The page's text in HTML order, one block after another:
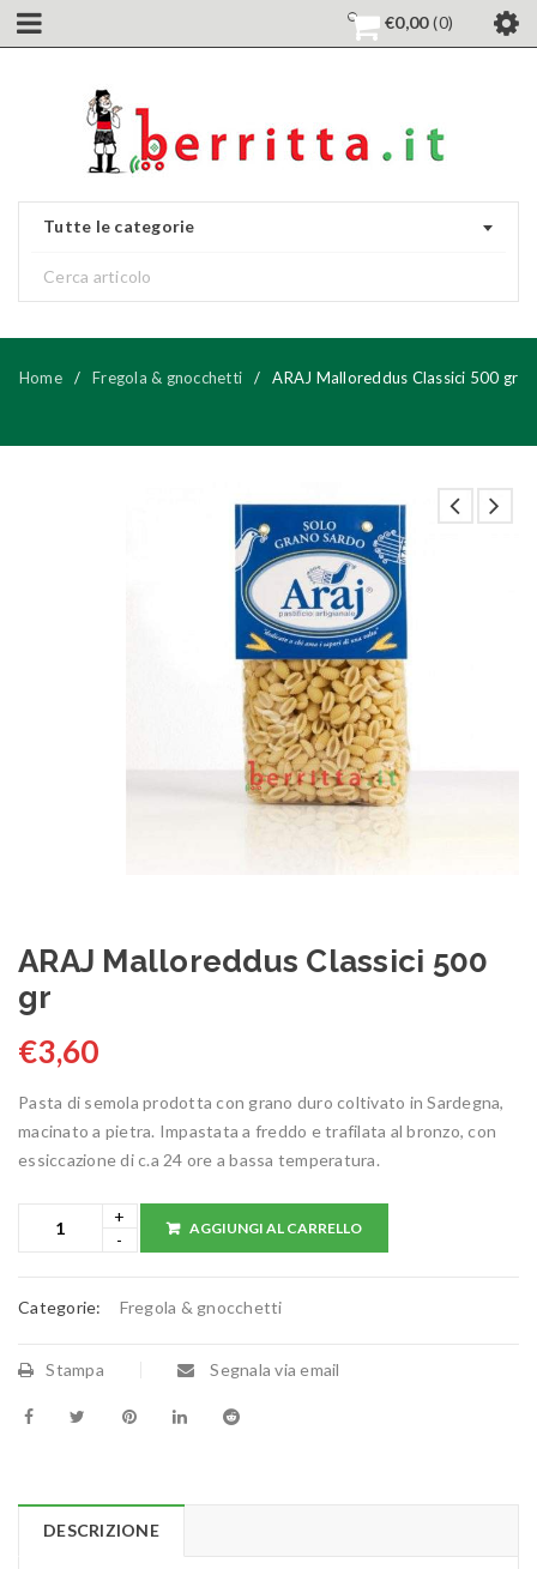
€0,00 0
Tutte le categorie
Home / Fregola & gnocchetti / ARAJ Malloreddus Classici 500 gr
ARAJ Malloreddus Classici 500
gr
€3,60
Pasta di semola prodotta con grano duro coltivato in Sardegna,
macinato a pietra. Impastata a freddo e trafilata al bronzo, con
essiccazione di c.a 24 ore a bassa temperatura.
AGGIUNGI AL CARRELLO
Categorie: Fregola & gnocchetti
Stampa Segnala via email
DESCRIZIONE